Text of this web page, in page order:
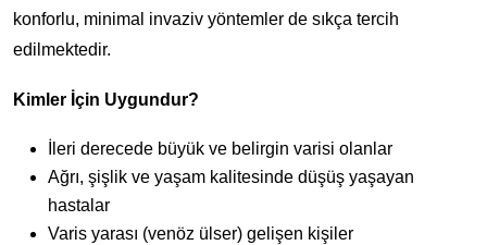
konforlu, minimal invaziv yöntemler de sıkça tercih
edilmektedir.
Kimler İçin Uygundur?
İleri derecede büyük ve belirgin varisi olanlar
Ağrı, şişlik ve yaşam kalitesinde düşüş yaşayan
hastalar
Varis yarası (venöz ülser) gelişen kişiler